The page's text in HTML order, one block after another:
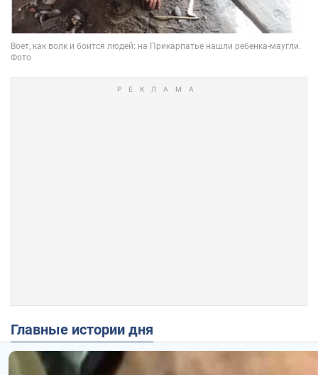
Главные истории дня